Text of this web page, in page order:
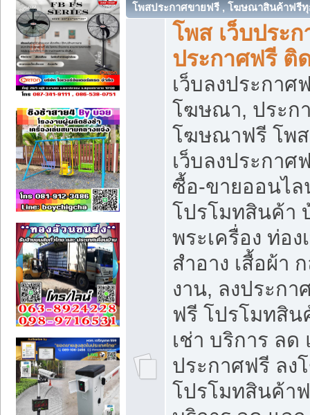
โพสประกาศขายฟรี , โฆษณาสินค้าฟรี
โพส เว็บประก
ประกาศฟรี ติ
เว็บลงประกา
โฆษณา, ประก
โฆษณาฟรี โพส
เว็บลงประกา
ซื้อ-ขายออนไล
โปรโมทสินค้า
พระเครื่อง ท่อง
สำอาง เสื้อผ้า
งาน, ลงประก
ฟรี โปรโมทสิ
เช่า บริการ ลด
ประกาศฟรี ล
โปรโมทสินค้า